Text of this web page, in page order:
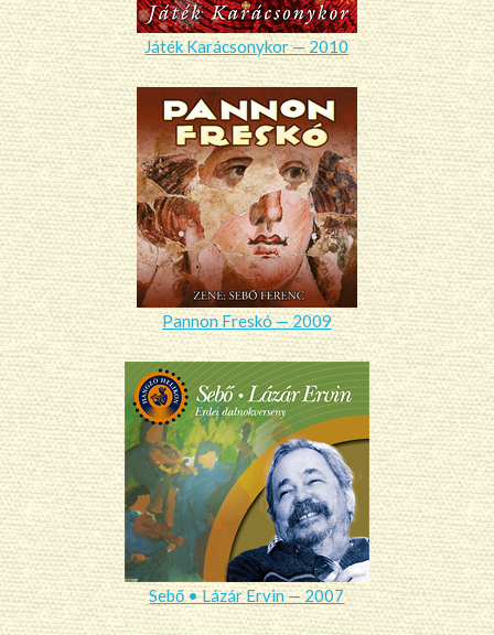
Játék Karácsonykor — 2010
Pannon Freskó — 2009
Sebő • Lázár Ervin — 2007